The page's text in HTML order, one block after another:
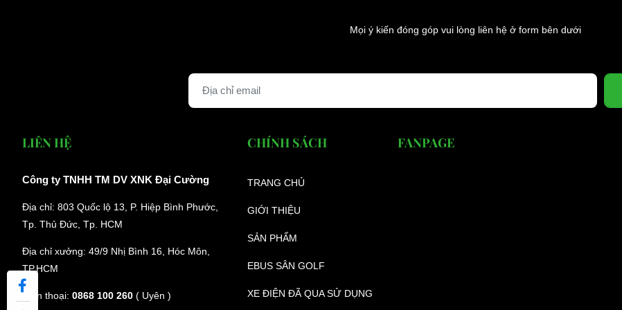
Mọi ý kiến đóng góp vui lòng liên hệ ở form bên dưới
LIÊN HỆ
Công ty TNHH TM DV XNK Đại Cường
Địa chỉ: 803 Quốc lộ 13, P. Hiệp Bình Phước,
Tp. Thủ Đức, Tp. HCM
Địa chỉ xưởng: 49/9 Nhị Bình 16, Hóc Môn,
TP.HCM
Điện thoại: 0868 100 260 ( Uyên )
CHÍNH SÁCH
TRANG CHỦ
GIỚI THIỆU
SẢN PHẨM
EBUS SÂN GOLF
XE ĐIỆN ĐÃ QUA SỬ DỤNG
FANPAGE